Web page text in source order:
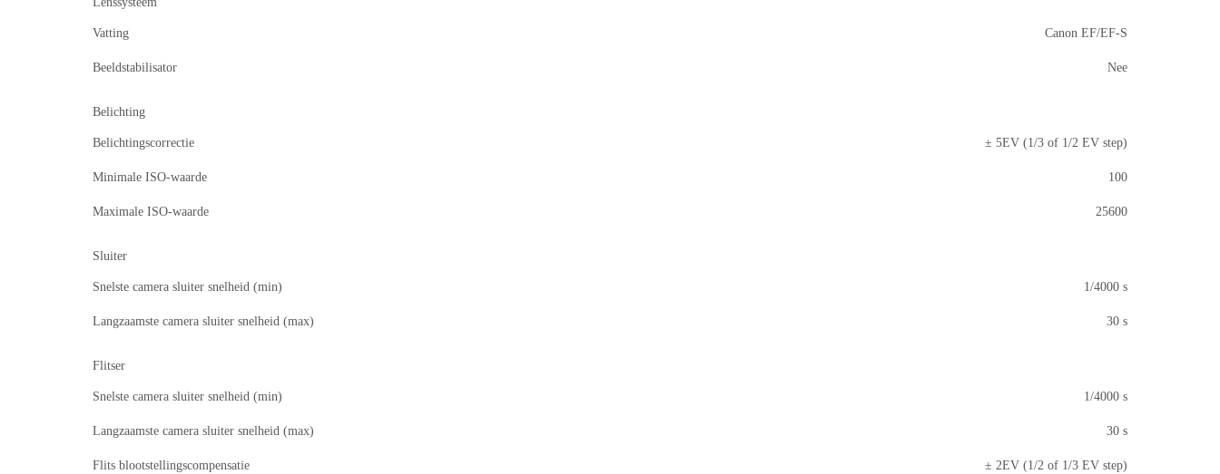
Vatting Canon EF/EF-S
Beeldstabilisator Nee
Belichting
Belichtingscorrectie ± 5EV (1/3 of 1/2 EV step)
Minimale ISO-waarde 100
Maximale ISO-waarde 25600
Sluiter
Snelste camera sluiter snelheid (min) 1/4000 s
Langzaamste camera sluiter snelheid (max) 30 s
Flitser
Snelste camera sluiter snelheid (min) 1/4000 s
Langzaamste camera sluiter snelheid (max) 30 s
Flits blootstellingscompensatie ± 2EV (1/2 of 1/3 EV step)